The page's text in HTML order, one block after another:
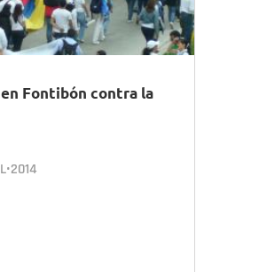
Fontibón contra la